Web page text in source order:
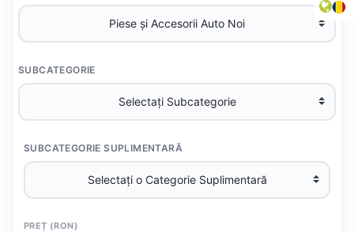
SUBCATEGORIE
SUBCATEGORIE SUPLIMENTARĂ
PREȚ (RON)